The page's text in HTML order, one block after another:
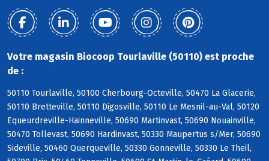
Votre magasin Biocoop Tourlaville (50110) est proche
de :
50110 Tourlaville, 50100 Cherbourg-Octeville, 50470 La Glacerie,
50110 Bretteville, 50110 Digosville, 50110 Le Mesnil-au-Val, 50120
Equeurdreville-Hainneville, 50690 Martinvast, 50690 Nouainville,
50470 Tollevast, 50690 Hardinvast, 50330 Maupertus s/Mer, 50690
Sideville, 50460 Querqueville, 50330 Gonneville, 50330 Le Theil,